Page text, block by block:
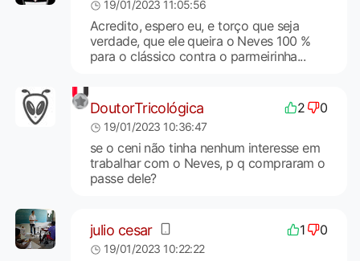
19/01/2023 11:05:56
Acredito, espero eu, e torço que seja
verdade, que ele queira o Neves 100 %
para o clássico contra o parmeirinha...
DoutorTricológica 2 0
19/01/2023 10:36:47
se o ceni não tinha nenhum interesse em
trabalhar com o Neves, p q compraram o
passe dele?
julio cesar 1 0
19/01/2023 10:22:22